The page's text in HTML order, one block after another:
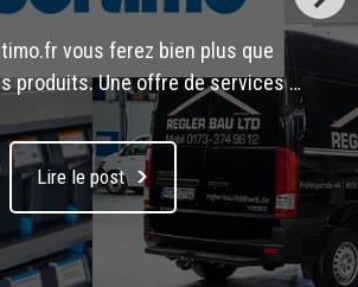
vous ferez bien plus que
produits. Une offre de services en
pour simplifier votre activité
au quotidien. Gagnez du temps et
productivité – Comment? Nous
ravis de vous l’expliquer!
Lire le post